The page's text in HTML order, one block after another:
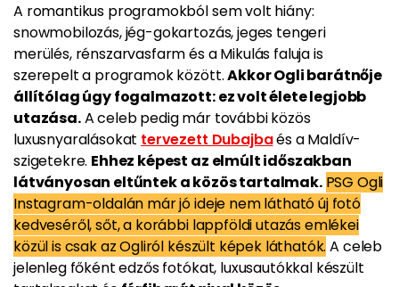
A romantikus programokból sem volt hiány:
snowmobilozás, jég-gokartozás, jeges tengeri
merülés, rénszarvasfarm és a Mikulás faluja is
szerepelt a programok között.Akkor Ogli barátnője
állítólag úgy fogalmazott: ez volt élete legjobb
utazása.A celeb pedig már további közös
luxusnyaralásokat tervezett Dubajbaés a Maldív-
szigetekre. Ehhez képest az elmúlt időszakban
látványosan eltűntek a közös tartalmak. PSG Ogli
Instagram-oldalán már jó ideje nem látható új fotó
kedveséről, sőt, a korábbi lappföldi utazás emlékei
közül is csak az Ogliról készült képek láthatók. A celeb
jelenleg főként edzős fotókat, luxusautókkal készült